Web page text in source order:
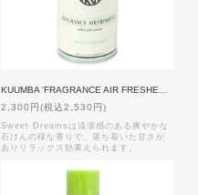
2,300円(税込2,530円)
Sweet Dreamsは清潔感のある爽やかな
石けんの様な香りで、落ち着いた甘さが
ありリラックス効果えられます。